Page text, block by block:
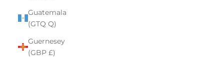
Guatemala
(GTQ Q)
Guernesey
(GBP £)